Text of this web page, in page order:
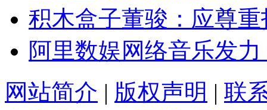
积木盒子董骏：应尊
阿里数娱网络音乐发
网站简介 | 版权声明 | 联